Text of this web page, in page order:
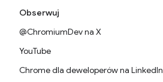
Obserwuj
@ChromiumDev na X
YouTube
Chrome dla deweloperów na LinkedIn